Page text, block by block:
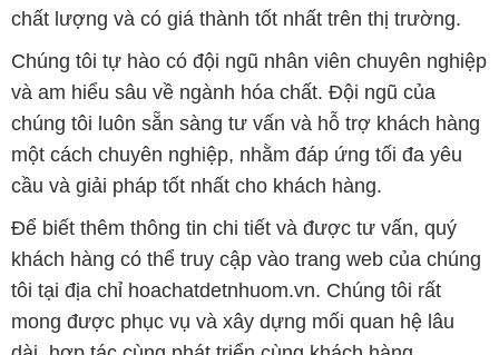
chất lượng và có giá thành tốt nhất trên thị trường.
Chúng tôi tự hào có đội ngũ nhân viên chuyên nghiệp
và am hiểu sâu về ngành hóa chất. Đội ngũ của
chúng tôi luôn sẵn sàng tư vấn và hỗ trợ khách hàng
một cách chuyên nghiệp, nhằm đáp ứng tối đa yêu
cầu và giải pháp tốt nhất cho khách hàng.
Để biết thêm thông tin chi tiết và được tư vấn, quý
khách hàng có thể truy cập vào trang web của chúng
tôi tại địa chỉ hoachatdetnhuom.vn. Chúng tôi rất
mong được phục vụ và xây dựng mối quan hệ lâu